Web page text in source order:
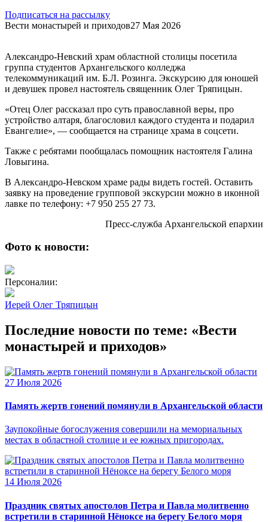
Подписаться на рассылку
Вести монастырей и приходов27 Мая 2026
Александро-Невский храм областной столицы посетила
группа студентов Архангельского колледжа
телекоммуникаций им. Б.Л. Розинга. Экскурсию для юношей
и девушек провел настоятель священник Олег Тряпицын.
«Отец Олег рассказал про суть православной веры, про
устройство алтаря, благословил каждого студента и подарил
Евангелие», — сообщается на странице храма в соцсети.
Также с ребятами пообщалась помощник настоятеля Галина
Ловыгина.
В Александро-Невском храме рады видеть гостей. Оставить
заявку на проведение групповой экскурсии можно в иконной
лавке по телефону: +7 950 255 27 73.
Пресс-служба Архангельской епархии
Фото к новости:
Персоналии:
Иерей Олег Тряпицын
Последние новости по теме: «Вести
монастырей и приходов»
27 Июля 2026
Память жертв гонений помянули в Архангельской области
Заупокойные богослужения совершили на мемориальных
местах в областной столице и ее южных пригородах.
14 Июля 2026
Праздник святых апостолов Петра и Павла молитвенно
встретили в старинной Нёноксе на берегу Белого моря